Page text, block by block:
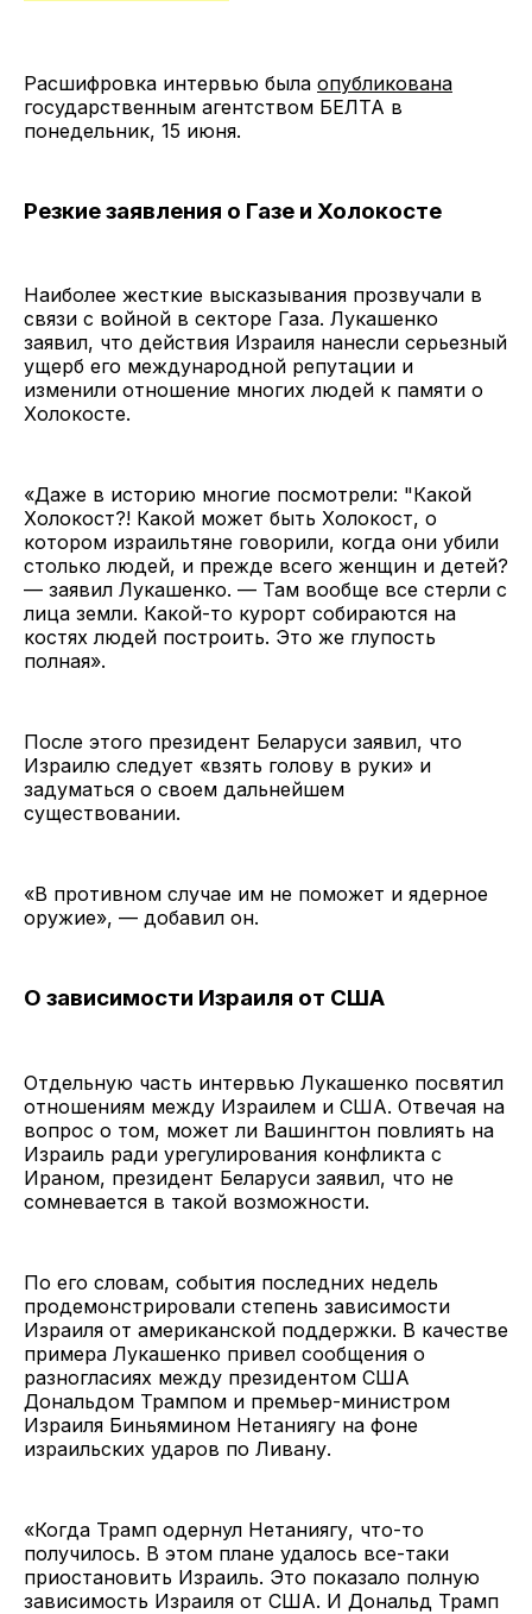
Расшифровка интервью была опубликована
государственным агентством БЕЛТА в
понедельник, 15 июня.
Резкие заявления о Газе и Холокосте
Наиболее жесткие высказывания прозвучали в
связи с войной в секторе Газа. Лукашенко
заявил, что действия Израиля нанесли серьезный
ущерб его международной репутации и
изменили отношение многих людей к памяти о
Холокосте.
«Даже в историю многие посмотрели: "Какой
Холокост?! Какой может быть Холокост, о
котором израильтяне говорили, когда они убили
столько людей, и прежде всего женщин и детей?
— заявил Лукашенко. — Там вообще все стерли с
лица земли. Какой-то курорт собираются на
костях людей построить. Это же глупость
полная».
После этого президент Беларуси заявил, что
Израилю следует «взять голову в руки» и
задуматься о своем дальнейшем
существовании.
«В противном случае им не поможет и ядерное
оружие», — добавил он.
О зависимости Израиля от США
Отдельную часть интервью Лукашенко посвятил
отношениям между Израилем и США. Отвечая на
вопрос о том, может ли Вашингтон повлиять на
Израиль ради урегулирования конфликта с
Ираном, президент Беларуси заявил, что не
сомневается в такой возможности.
По его словам, события последних недель
продемонстрировали степень зависимости
Израиля от американской поддержки. В качестве
примера Лукашенко привел сообщения о
разногласиях между президентом США
Дональдом Трампом и премьер-министром
Израиля Биньямином Нетаниягу на фоне
израильских ударов по Ливану.
«Когда Трамп одернул Нетаниягу, что-то
получилось. В этом плане удалось все-таки
приостановить Израиль. Это показало полную
зависимость Израиля от США. И Дональд Трамп